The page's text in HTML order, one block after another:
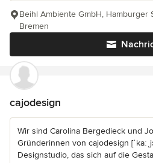
Beihl Ambiente GmbH,
Bremen
cajodesign
Wir sind Carolina Bergedieck und
Gründerinnen von cajodesign
Designstudio, das sich auf die